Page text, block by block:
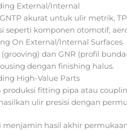
External/Internal
akurat untuk ulir metrik,
seperti komponen otomotif,
On External/Internal Surfaces
(grooving) dan GNR (profil
dengan finishing halus.
High-Value Parts
produksi fitting pipa atau
ulir presisi dengan
menjamin hasil akhir